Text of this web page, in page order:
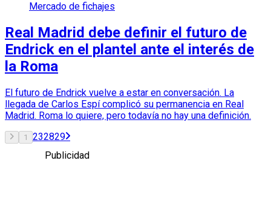
Mercado de fichajes
Real Madrid debe definir el futuro de
Endrick en el plantel ante el interés de
la Roma
El futuro de Endrick vuelve a estar en conversación. La
llegada de Carlos Espí complicó su permanencia en Real
Madrid. Roma lo quiere, pero todavía no hay una definición.
1 232829
Publicidad